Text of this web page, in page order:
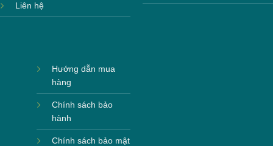
Liên hệ
Hướng dẫn mua
hàng
Chính sách bảo
hành
Chính sách bảo mật